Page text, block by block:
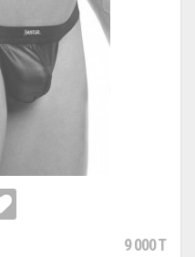
9 000 T